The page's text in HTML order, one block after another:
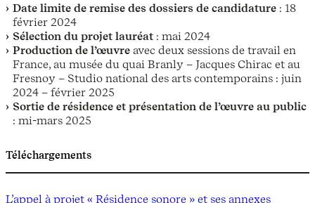
Date limite de remise des dossiers de candidature : 18
février 2024
Sélection du projet lauréat : mai 2024
Production de l’œuvre avec deux sessions de travail en
France, au musée du quai Branly – Jacques Chirac et au
Fresnoy – Studio national des arts contemporains : juin
2024 – février 2025
Sortie de résidence et présentation de l’œuvre au public
: mi-mars 2025
Téléchargements
L’appel à projet « Résidence sonore » et ses annexes